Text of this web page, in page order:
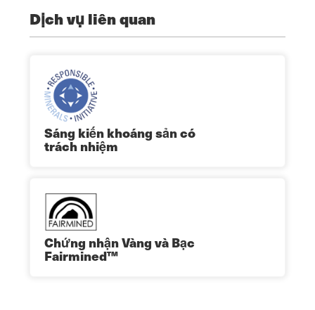
Dịch vụ liên quan
Sáng kiến khoáng sản có
trách nhiệm
Chứng nhận Vàng và Bạc
Fairmined™